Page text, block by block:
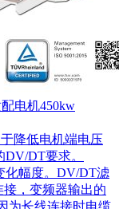
电机450kw
降低电机端电压
DT要求。
化幅度。DV/DT滤
，变频器输出的
为长线连接时电缆